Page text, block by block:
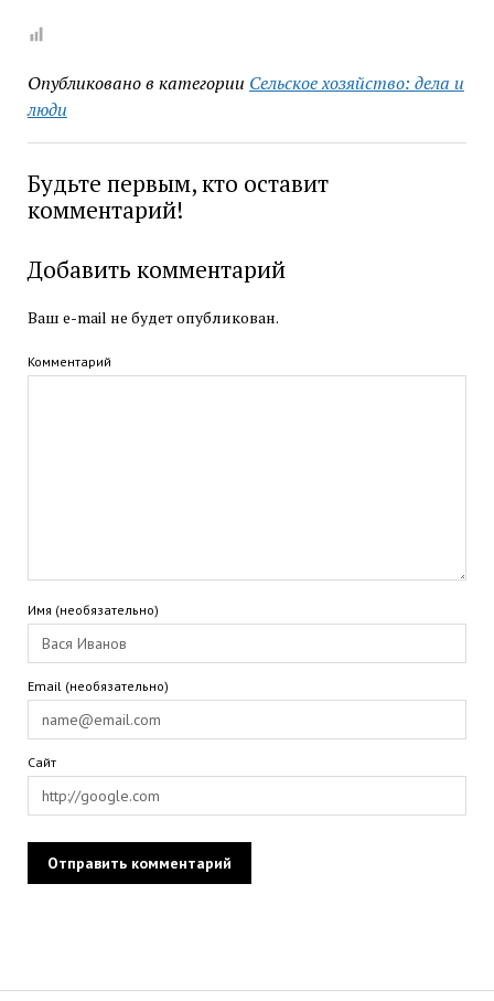
Опубликовано в категории Сельское хозяйство: дела и
люди
Будьте первым, кто оставит
комментарий!
Добавить комментарий
Ваш e-mail не будет опубликован.
Комментарий
Имя (необязательно)
Email (необязательно)
Сайт